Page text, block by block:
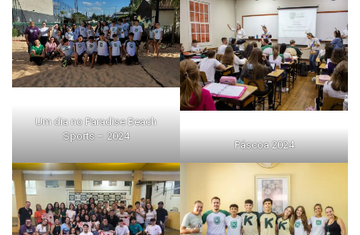
Um dia no Paradise Beach
Sports – 2024
Páscoa 2024